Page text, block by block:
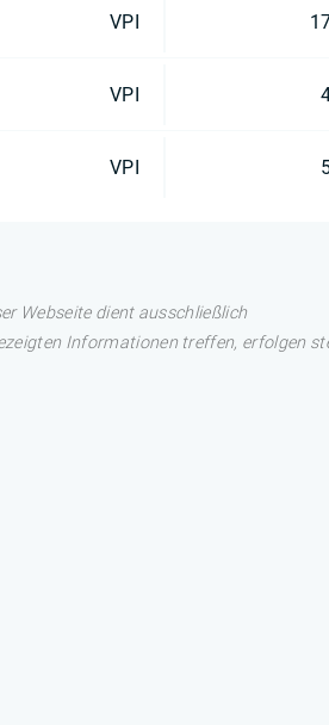
VPI
VPI
VPI
Webseite dient ausschließlich
Informationen treffen, erfolgen